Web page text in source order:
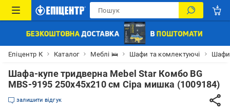
Епіцентр К Каталог Меблі 🛌 Шафи та комлектуючі
Шафа-купе тридверна Mebel Star Комбо BG
MBS-9195 250х45х210 см Сіра мишка (1009184)
залишити відгук